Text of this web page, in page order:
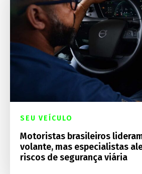
SEU VEÍCULO
Motoristas brasileiros
volante, mas especialistas
riscos de segurança viária